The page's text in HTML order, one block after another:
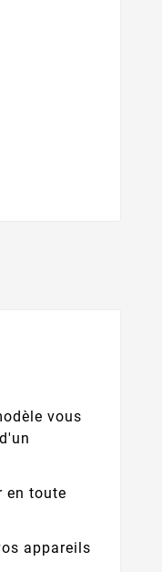
vous
en toute
appareils